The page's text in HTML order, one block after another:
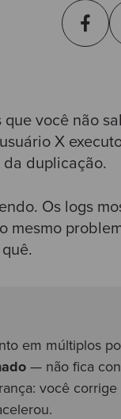
você não
X
da duplicação.
Os logs
mesmo
em múltiplos
— não fica
você